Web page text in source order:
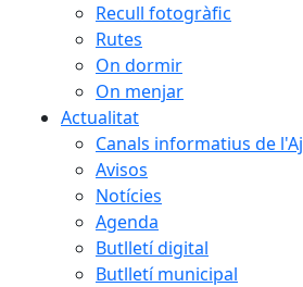
Recull fotogràfic
Rutes
On dormir
On menjar
Actualitat
Canals informatius de
Avisos
Notícies
Agenda
Butlletí digital
Butlletí municipal